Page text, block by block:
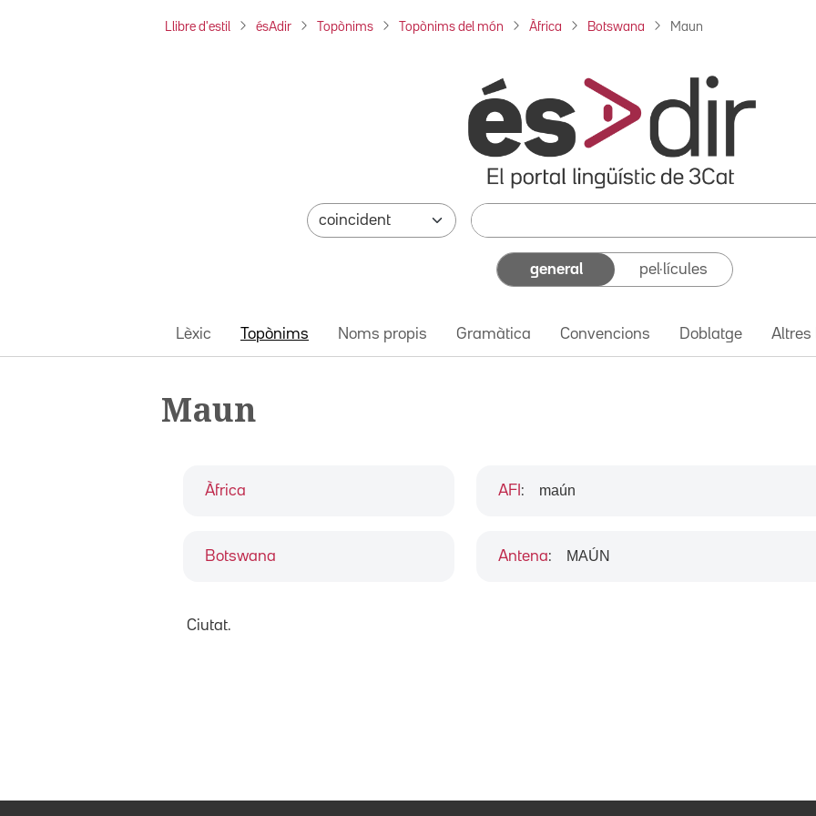
Llibre d'estil ésAdir Topònims Topònims del món Àfrica Botswana Maun
general pel·lícules
Lèxic Topònims Noms propis Gramàtica Convencions Doblatge Altres
Maun
Àfrica
Botswana
AFI : maún
Antena: MAÚN
Ciutat.